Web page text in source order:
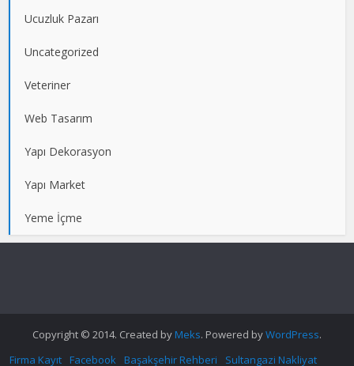
Ucuzluk Pazarı
Uncategorized
Veteriner
Web Tasarım
Yapı Dekorasyon
Yapı Market
Yeme İçme
Copyright © 2014. Created byMeks. Powered byWordPress.
Firma Kayıt Facebook Başakşehir Rehberi Sultangazi Nakliyat